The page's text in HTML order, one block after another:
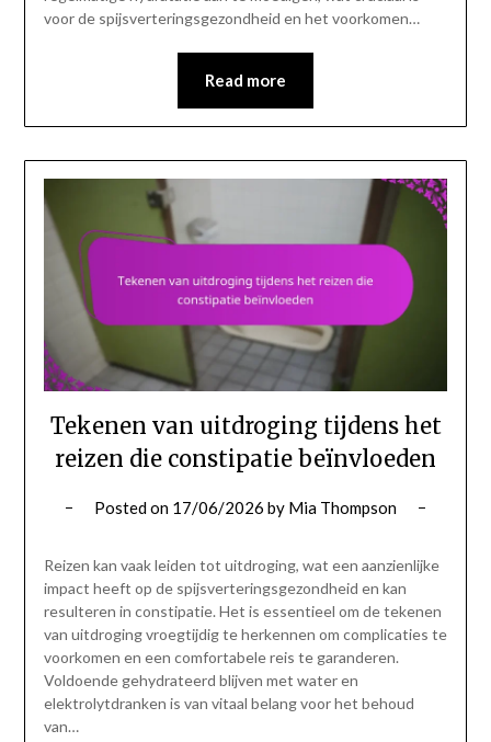
voor de spijsverteringsgezondheid en het voorkomen…
Read more
Tekenen van uitdroging tijdens het
reizen die constipatie beïnvloeden
Posted on 17/06/2026 by Mia Thompson
Reizen kan vaak leiden tot uitdroging, wat een aanzienlijke
impact heeft op de spijsverteringsgezondheid en kan
resulteren in constipatie. Het is essentieel om de tekenen
van uitdroging vroegtijdig te herkennen om complicaties te
voorkomen en een comfortabele reis te garanderen.
Voldoende gehydrateerd blijven met water en
elektrolytdranken is van vitaal belang voor het behoud
van…